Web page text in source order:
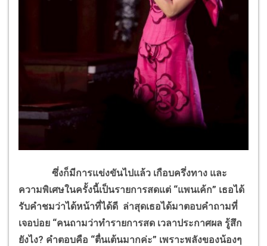
ซึ่งก็มีการแข่งขันไปแล้ว เกือบครึ่งทาง และ
ความพิเศษในครั้งนี้เป็นรายการสดแต่ “แพนเค้ก” เธอได้
รับคำชมว่าได้หน้าที่ได้ดี ล่าสุดเธอได้มาตอบคำถามที่
เจอบ่อย “คนถามว่าทำรายการสด เวลาประกาศผล รู้สึก
ยังไง? คำตอบคือ “ตื่นเต้นมากค่ะ” เพราะพลังของน้องๆ